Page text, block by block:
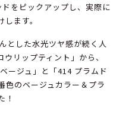
をピックアップし、実際に
ます。
とした水光ツヤ感が続く人
リップティント」から、
ージュ」と「414 プラムド
色のベージュカラー＆プラ
！